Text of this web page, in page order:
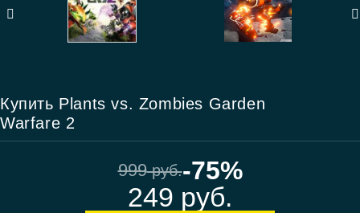
Купить Plants vs. Zombies Garden
Warfare 2
999руб.-75%
249 руб.